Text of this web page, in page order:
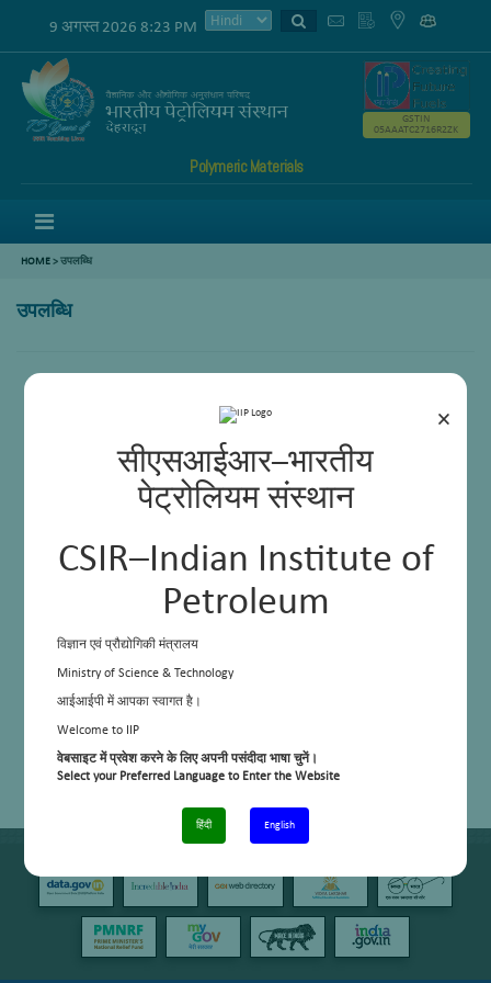
×
सीएसआईआर–भारतीय
पेट्रोलियम संस्थान
CSIR–Indian Institute of
Petroleum
विज्ञान एवं प्रौद्योगिकी मंत्रालय
Ministry of Science & Technology
आईआईपी में आपका स्वागत है।
Welcome to IIP
वेबसाइट में प्रवेश करने के लिए अपनी पसंदीदा भाषा चुनें।
Select your Preferred Language to Enter the Website
हिंदी English
9 अगस्त 2026 8:23 PM
Polymeric Materials
GSTIN
05AAATC2716R2ZK
HOME>उपलब्धि
उपलब्धि